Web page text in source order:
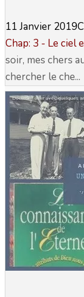
11 Janvier 2019
Chap: 3 - Le ciel
soir, mes chers
chercher le che...